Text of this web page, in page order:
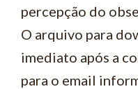
percepção do
O arquivo para
imediato após a
para o email